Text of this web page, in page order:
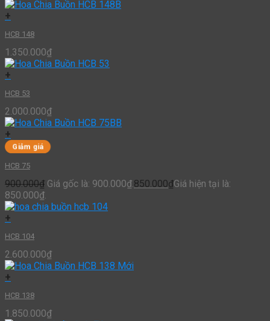
+
HCB 148
1.350.000₫
+
HCB 53
2.000.000₫
+
Giảm giá
HCB 75
900.000₫ Giá gốc là: 900.000₫.850.000₫Giá hiện tại là:
850.000₫.
+
HCB 104
2.600.000₫
+
HCB 138
1.850.000₫